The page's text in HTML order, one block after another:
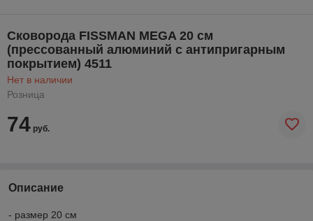
Cковорода FISSMAN MEGA 20 см
(прессованный алюминий с антипригарным
покрытием) 4511
Нет в наличии
Розница
74 руб.
Описание
- размер 20 см